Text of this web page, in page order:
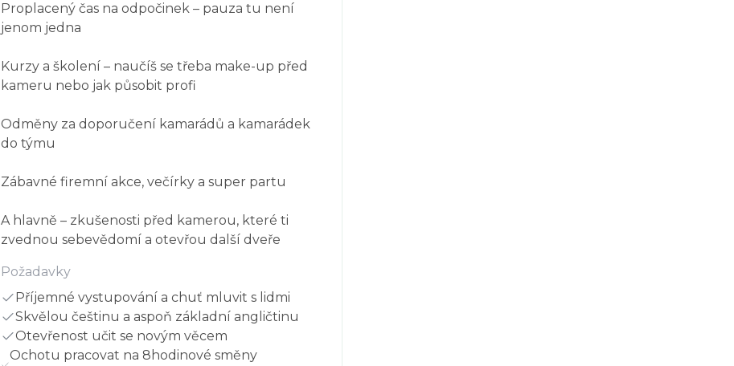
Proplacený čas na odpočinek – pauza tu není
jenom jedna
Kurzy a školení – naučíš se třeba make-up před
kameru nebo jak působit profi
Odměny za doporučení kamarádů a kamarádek
do týmu
Zábavné firemní akce, večírky a super partu
A hlavně – zkušenosti před kamerou, které ti
zvednou sebevědomí a otevřou další dveře
Požadavky
Příjemné vystupování a chuť mluvit s lidmi
Skvělou češtinu a aspoň základní angličtinu
Otevřenost učit se novým věcem
Ochotu pracovat na 8hodinové směny